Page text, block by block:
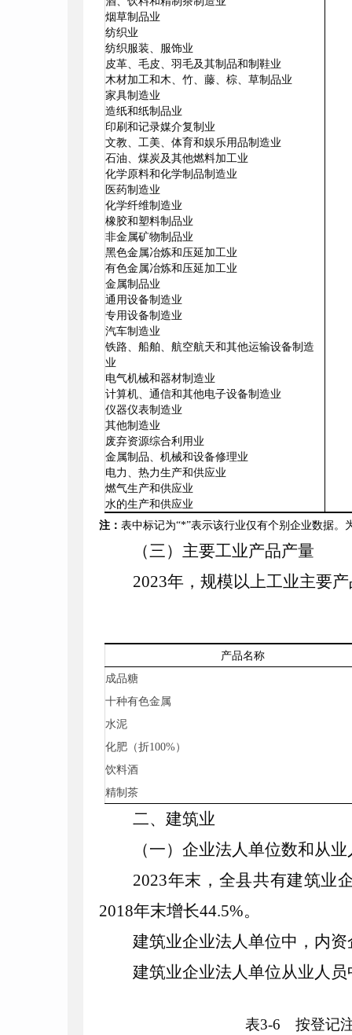
烟草制品业
纺织业
纺织服装、服饰业
皮革、毛皮、羽毛及其制品和制鞋业
木材加工和木、竹、藤、棕、草制品业
家具制造业
造纸和纸制品业
印刷和记录媒介复制业
文教、工美、体育和娱乐用品制造业
石油、煤炭及其他燃料加工业
化学原料和化学制品制造业
医药制造业
化学纤维制造业
橡胶和塑料制品业
非金属矿物制品业
黑色金属冶炼和压延加工业
有色金属冶炼和压延加工业
金属制品业
通用设备制造业
专用设备制造业
汽车制造业
铁路、船舶、航空航天和其他运输设备制造
业
电气机械和器材制造业
计算机、通信和其他电子设备制造业
仪器仪表制造业
其他制造业
废弃资源综合利用业
金属制品、机械和设备修理业
电力、热力生产和供应业
燃气生产和供应业
水的生产和供应业
注： 表中标记为“*”表示该行业仅有个别企业数据。
（三）主要工业产品产量
2023年， 规模以上工业主要
产品名称
成品糖
十种有色金属
水泥
化肥（折100%）
饮料酒
精制茶
二、建筑业
（一）企业法人单位数和从
2023年末，全县共有建筑业
2018年末增长44.5%。
建筑业企业法人单位中，内资
建筑业企业法人单位从业人
表3-6 按登记